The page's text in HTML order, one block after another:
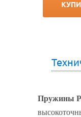
Пружины